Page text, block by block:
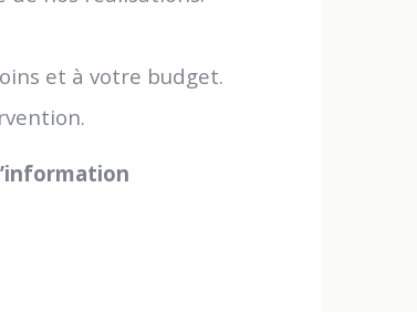
et à votre budget.